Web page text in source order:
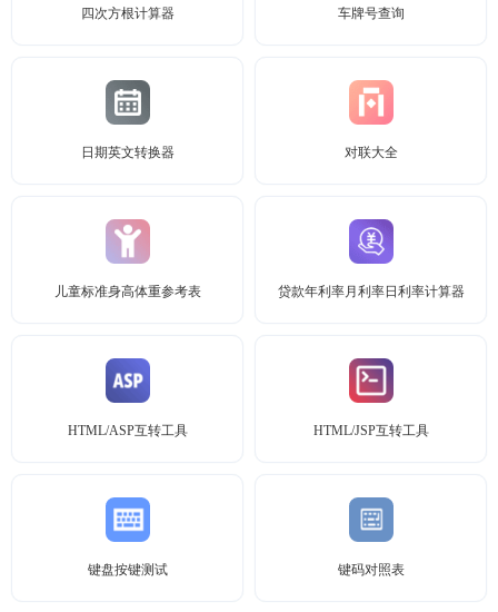
四次方根计算器 车牌号查询
日期英文转换器 对联大全
儿童标准身高体重参考表 贷款年利率月利率日利率计算器
HTML/ASP互转工具 HTML/JSP互转工具
键盘按键测试 键码对照表